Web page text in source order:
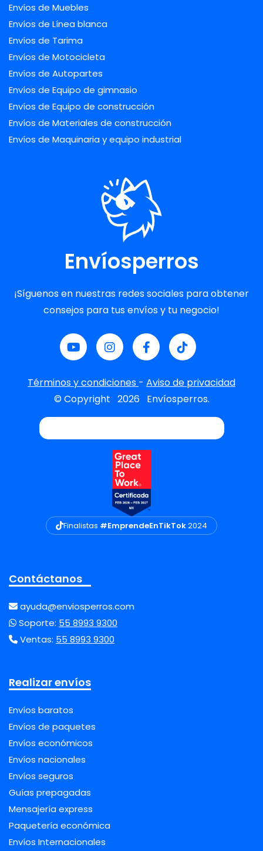
Envíos de Muebles
Envíos de Línea blanca
Envíos de Tarima
Envíos de Motocicleta
Envíos de Autopartes
Envíos de Equipo de gimnasio
Envíos de Equipo de construcción
Envíos de Materiales de construcción
Envíos de Maquinaria y equipo industrial
Envíosperros
¡Síguenos en nuestras redes sociales para obtener
consejos para tus envíos y tu negocio!
Términos y condiciones - Aviso de privacidad
© Copyright 2026 Envíosperros.
Finalistas #EmprendeEnTikTok2024
Contáctanos
ayuda@enviosperros.com
Soporte: 55 8993 9300
Ventas: 55 8993 9300
Realizar envíos
Envíos baratos
Envíos de paquetes
Envíos económicos
Envíos nacionales
Envíos seguros
Guías prepagadas
Mensajería express
Paquetería económica
Envíos Internacionales